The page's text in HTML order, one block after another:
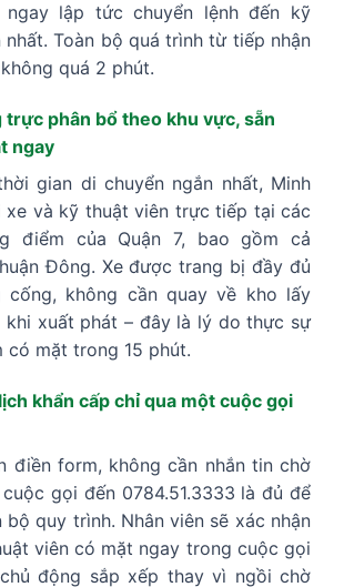
lập tức chuyển lệnh đến kỹ
Toàn bộ quá trình từ tiếp nhận
quá 2 phút.
phân bổ theo khu vực, sẵn
ngay
gian di chuyển ngắn nhất, Minh
xe và kỹ thuật viên trực tiếp tại các
điểm của Quận 7, bao gồm cả
Đông. Xe được trang bị đầy đủ
không cần quay về kho lấy
xuất phát – đây là lý do thực sự
có mặt trong 15 phút.
khẩn cấp chỉ qua một cuộc gọi
điền form, không cần nhắn tin chờ
gọi đến 0784.51.3333 là đủ để
quy trình. Nhân viên sẽ xác nhận
viên có mặt ngay trong cuộc gọi
động sắp xếp thay vì ngồi chờ